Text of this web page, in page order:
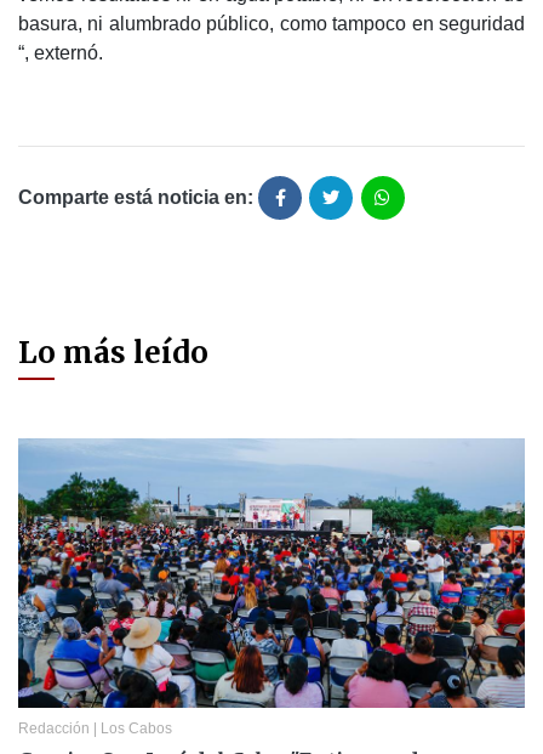
basura, ni alumbrado público, como tampoco en seguridad
“, externó.
Comparte está noticia en:
Lo más leído
Redacción | Los Cabos